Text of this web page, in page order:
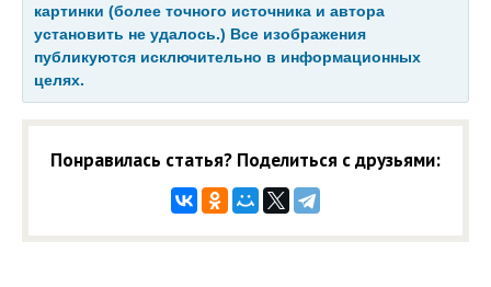
картинки (более точного источника и автора
установить не удалось.) Все изображения
публикуются исключительно в информационных
целях.
Понравилась статья? Поделиться с друзьями: